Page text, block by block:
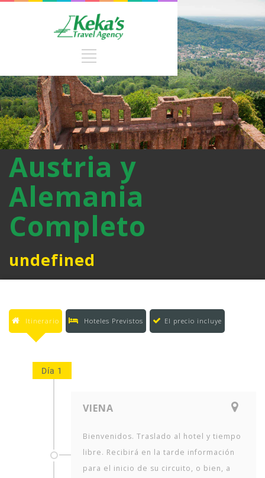
Austria y
Alemania
Completo
undefined
Itinerario Hoteles Previstos El precio incluye
Día 1
VIENA
Bienvenidos. Traslado al hotel y tiempo
libre. Recibirá en la tarde información
para el inicio de su circuito, o bien, a